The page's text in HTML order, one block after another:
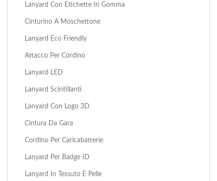
Lanyard Con Etichette In Gomma
Cinturino A Moschettone
Lanyard Eco Friendly
Attacco Per Cordino
Lanyard LED
Lanyard Scintillanti
Lanyard Con Logo 3D
Cintura Da Gara
Cordino Per Caricabatterie
Lanyard Per Badge ID
Lanyard In Tessuto E Pelle